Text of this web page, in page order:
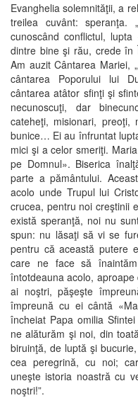
Evanghelia solemnităţii, a
treilea cuvânt: speranţa.
cunoscând conflictul,
dintre bine şi rău, crede în
Am auzit Cântarea Mariei,
cântarea Poporului lui
cântarea atâtor sfinţi şi
necunoscuţi, dar
cateheţi, misionari, preoţi,
bunice… Ei au înfruntat
mici şi a celor smeriţi.
pe Domnul». Biserica
parte a pământului.
acolo unde Trupul lui
crucea, pentru noi creştinii
există speranţă, noi nu
spun: nu lăsaţi să vi se
pentru că această putere
care ne face să
întotdeauna acolo,
ai noştri, păşeşte
împreună cu ei cântă
încheiat Papa omilia
ne alăturăm şi noi, din
biruinţă, de luptă şi
cea peregrină, cu noi;
uneşte istoria noastră cu
noştri!”.